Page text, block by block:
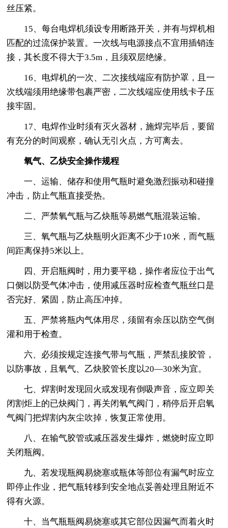
丝压紧。
15、每台电焊机须设专用断路开关，并有与焊机相
匹配的过流保护装置。一次线与电源接点不宜用插销连
接，其长度不得大于3.5m，且须双层绝缘。
16、电焊机的一次、二次接线端应有防护罩，且一
次线端须用绝缘带包裹严密，二次线端应使用线卡子压
接牢固。
17、电焊作业时须有灭火器材，施焊完毕后，要留
有充分的时间观察，确认无引火点，方可离去。
氧气、乙炔安全操作规程
一、运输、储存和使用气瓶时避免激烈振动和碰撞
冲击，防止气瓶直接受热。
二、严禁氧气瓶与乙炔瓶等易燃气瓶混装运输。
三、氧气瓶与乙炔瓶明火距离不少于10米，而气瓶
间距离保持5米以上。
四、开启瓶阀时，用力要平稳，操作者应位于出气
口侧以防受气体冲击，使用减压器时应检查气瓶丝口是
否完好、紧固，防止高压冲掉。
五、严禁将瓶内气体用尽，须留有余压以防空气倒
灌和用于检查。
六、必须按规定连接气带与气瓶，严禁乱接胶管，
以防事故，且氧气、乙炔胶管长度以20—30米为宜。
七、焊割时发现回火或发现有倒吸声音，应立即关
闭割炬上的已炔阀门，再关闭氧气阀门，稍停后开启氧
气阀门把焊割内灰尘吹掉，恢复正常使用。
八、在输气胶管或减压器发生爆炸，燃烧时应立即
关闭瓶阀。
九、若发现瓶阀易烧塞或瓶体等部位有漏气时应立
即停止作业，把气瓶转移到安全地点妥善处理且附近不
得有火源。
十、当气瓶瓶阀易烧塞或其它部位因漏气而着火时